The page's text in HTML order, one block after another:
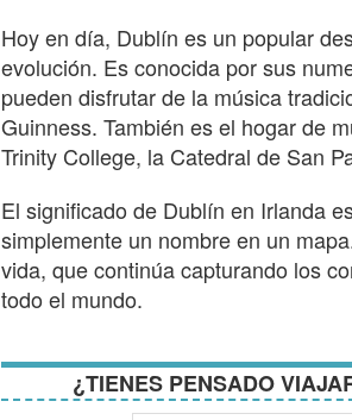
Hoy en día, Dublín es un popular
evolución. Es conocida por sus
pueden disfrutar de la música
Guinness. También es el hogar de
Trinity College, la Catedral de San
El significado de Dublín en Irlanda
simplemente un nombre en un
vida, que continúa capturando los
todo el mundo.
¿TIENES PENSADO